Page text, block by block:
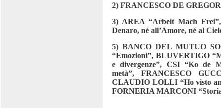
2) FRANCESCO DE
3) AREA “Arbeit Mach
Denaro, né all’Amore, né al
5) BANCO DEL MUTUO
“Emozioni”, BLUVERTIGO
e divergenze”, CSI “Ko de
metà”, FRANCESCO
CLAUDIO LOLLI “Ho visto
FORNERIA MARCONI